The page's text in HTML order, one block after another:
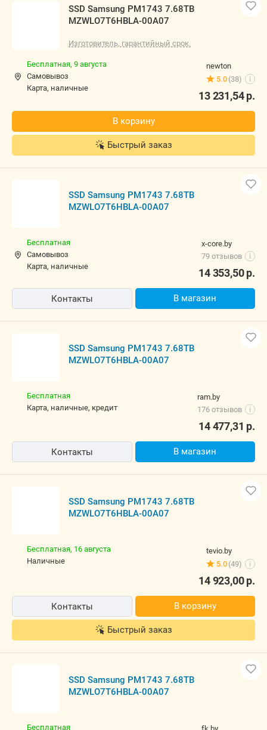
SSD Samsung PM1743 7.68TB
MZWLO7T6HBLA-00A07
Изготовитель, гарантийный срок.
newton
5.0 (38) i
Бесплатная, 9 августа
Самовывоз
карта, наличные
13 231,54р.
В корзину
Быстрый заказ
SSD Samsung PM1743 7.68TB
MZWLO7T6HBLA-00A07
x-core.by
79 отзывов
i
Бесплатная
Самовывоз
карта, наличные
14 353,50р.
Контакты В магазин
SSD Samsung PM1743 7.68TB
MZWLO7T6HBLA-00A07
ram.by
176 отзывов
i
Бесплатная
карта, наличные, кредит
14 477,31 р.
Контакты В магазин
SSD Samsung PM1743 7.68TB
MZWLO7T6HBLA-00A07
tevio.by
5.0 (49) i
Бесплатная, 16 августа
наличные
14 923,00р.
Контакты В корзину
Быстрый заказ
SSD Samsung PM1743 7.68TB
MZWLO7T6HBLA-00A07
Бесплатная